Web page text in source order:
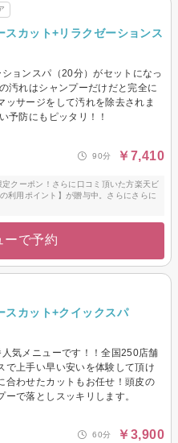
スカット+リラクゼーションス
ョンスパ（20分）がセットになっ
汚れはシャンプーだけだと完全に
ッサージをして汚れを除去されま
予防にもピッタリ！！
90分 ￥7,410
クーポン！さらに口コミ頂いた方楽天ビ
利用ポイント】が贈与中。さらにさらに
ーで予約
スカット+クイックスパ
気メニューです！！全国250店舗
で上手い早い安いを体験して頂け
合わせたカットもお任せ！頭皮の
ーで落としスッキリします。
60分 ￥3,900